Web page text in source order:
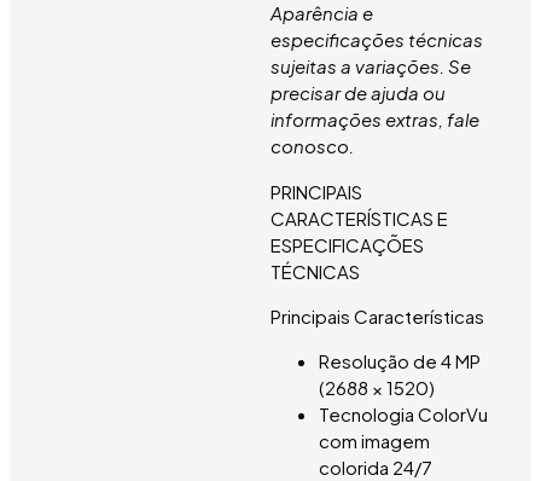
Aparência e
especificações técnicas
sujeitas a variações. Se
precisar de ajuda ou
informações extras, fale
conosco.
PRINCIPAIS
CARACTERÍSTICAS E
ESPECIFICAÇÕES
TÉCNICAS
Principais Características
Resolução de 4 MP
(2688 × 1520)
Tecnologia ColorVu
com imagem
colorida 24/7